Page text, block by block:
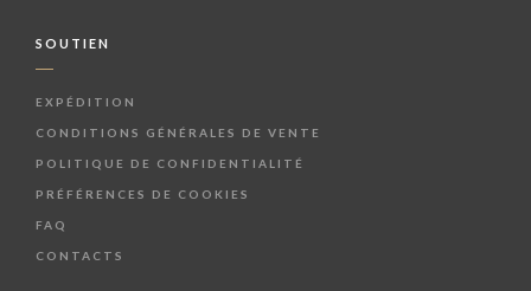
SOUTIEN
EXPÉDITION
CONDITIONS GÉNÉRALES DE VENTE
POLITIQUE DE CONFIDENTIALITÉ
PRÉFÉRENCES DE COOKIES
FAQ
CONTACTS